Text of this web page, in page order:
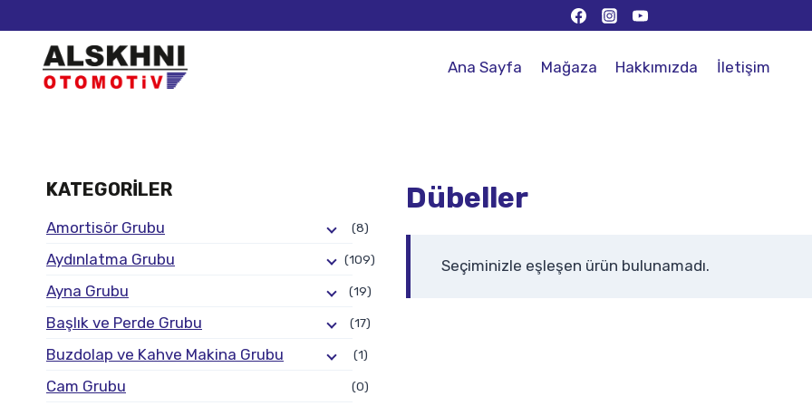
Ana Sayfa Mağaza Hakkımızda İletişim
Dübeller
Seçiminizle eşleşen ürün bulunamadı.
KATEGORILER
Amortisör Grubu (8)
Aydınlatma Grubu (109)
Ayna Grubu (19)
Başlık ve Perde Grubu (17)
Buzdolap ve Kahve Makina Grubu (1)
Cam Grubu (0)